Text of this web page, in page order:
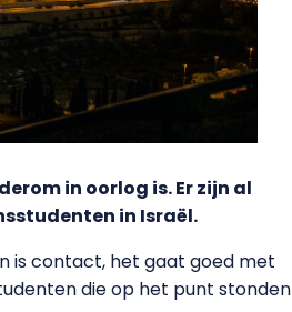
in oorlog is. Er zijn al
in Israël.
is contact, het gaat goed met
die op het punt stonden